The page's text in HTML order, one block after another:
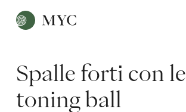
Spalle forti con le
toning ball